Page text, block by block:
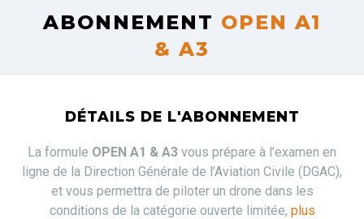
ABONNEMENT OPEN A1
& A3
DÉTAILS DE L'ABONNEMENT
La formule OPEN A1 & A3 vous prépare à l’examen en
ligne de la Direction Générale de l’Aviation Civile (DGAC),
et vous permettra de piloter un drone dans les
conditions de la catégorie ouverte limitée, plus